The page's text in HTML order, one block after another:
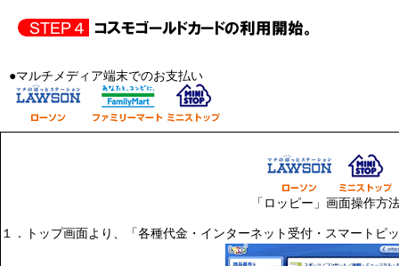
●マルチメディア端末でのお支払い
「ロッピー」画面操作方
１．トップ画面より、「各種代金・インターネット受付・スマートピ